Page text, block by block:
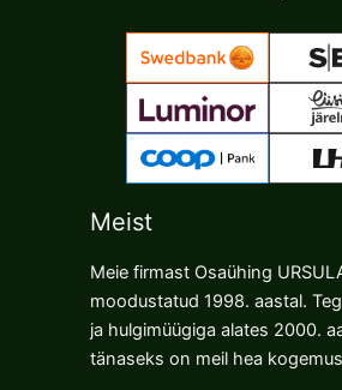
Meist
Meie firmast Osaühing
moodustatud 1998. aastal.
ja hulgimüügiga alates 2000.
tänaseks on meil hea